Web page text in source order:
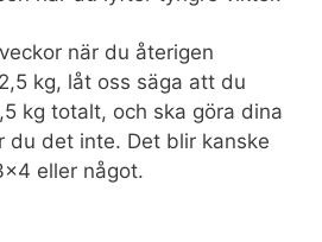
när du återigen
kg, låt oss säga att du
kg totalt, och ska göra dina
du det inte. Det blir kanske
eller något.